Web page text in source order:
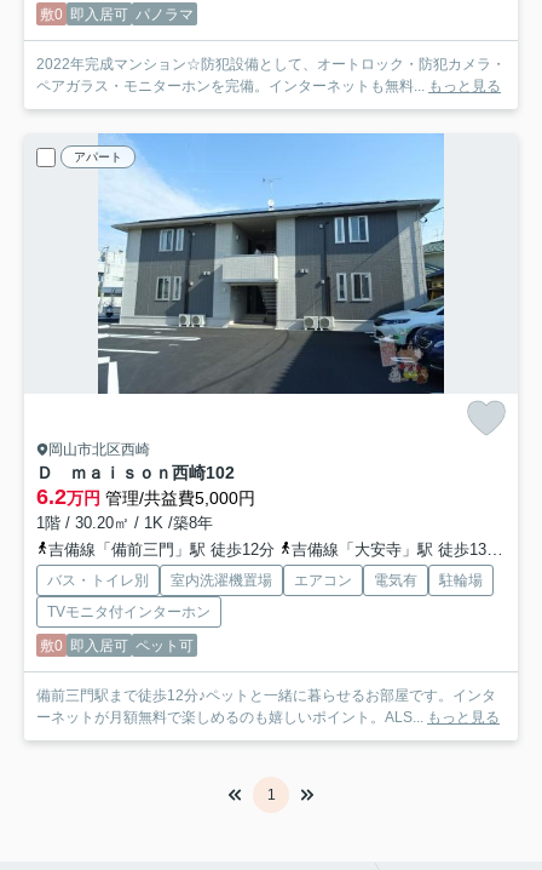
敷0 即入居可 パノラマ
2022年完成マンション☆防犯設備として、オートロック・防犯カメラ・
ペアガラス・モニターホンを完備。インターネットも無料... もっと見る
アパート
岡山市北区西崎
Ｄ ｍａｉｓｏｎ西崎102
6.2万円 管理/共益費5,000円
1階 / 30.20㎡ / 1K /築8年
吉備線「備前三門」駅 徒歩12分
吉備線「大安寺」駅 徒歩13分
バス・トイレ別 室内洗濯機置場 エアコン 電気有
駐輪場
TVモニタ付インターホン
敷0 即入居可 ペット可
備前三門駅まで徒歩12分♪ペットと一緒に暮らせるお部屋です。インタ
ーネットが月額無料で楽しめるのも嬉しいポイント。ALS... もっと見る
1